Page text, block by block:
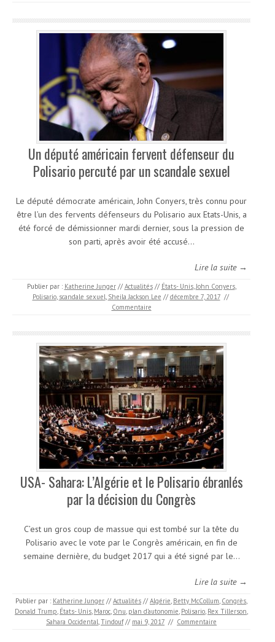
Un député américain fervent défenseur du
Polisario percuté par un scandale sexuel
Le député démocrate américain, John Conyers, très connu pour
être l’un des fervents défenseurs du Polisario aux Etats-Unis, a
été forcé de démissionner mardi dernier, sous la pression de
son parti, après avoir été accusé…
Lire la suite →
Publier par : Katherine Junger // Actualités // États- Unis,John Conyers,
Polisario, scandale sexuel, Sheila Jackson Lee // décembre 7, 2017 //
Commentaire
USA- Sahara: L’Algérie et le Polisario ébranlés
par la décision du Congrès
C’est un gros coup de massue qui est tombé sur la tête du
Polisario avec le vote par le Congrès américain, en fin de
semaine dernière, du budget 2017 qui a été signé par le…
Lire la suite →
Publier par : Katherine Junger // Actualités // Algérie, Betty McCollum, Congrès,
Donald Trump, États- Unis, Maroc, Onu, plan d’autonomie, Polisario, Rex Tillerson,
Sahara Occidental,Tindouf // mai 9, 2017 // Commentaire